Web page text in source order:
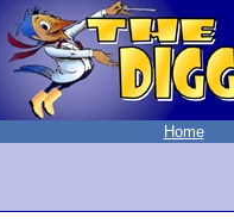
Home